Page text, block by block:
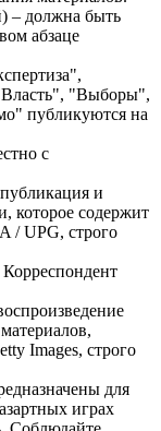
– должна быть
абзаце
"Выборы",
публикуются на
с
и
которое содержит
/ UPG, строго
Images, строго
для
играх